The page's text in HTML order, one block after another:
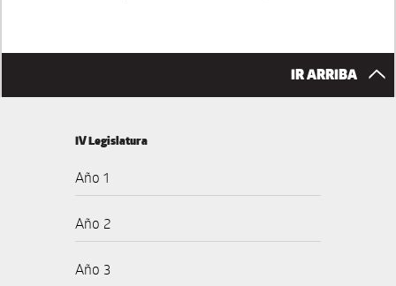
IR ARRIBA
IV Legislatura
Año 1
Año 2
Año 3